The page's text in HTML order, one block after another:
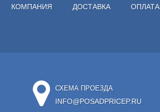
КОМПАНИЯ ДОСТАВКА ОПЛАТА
СХЕМА ПРОЕЗДА
INFO@POSADPRICEP.RU